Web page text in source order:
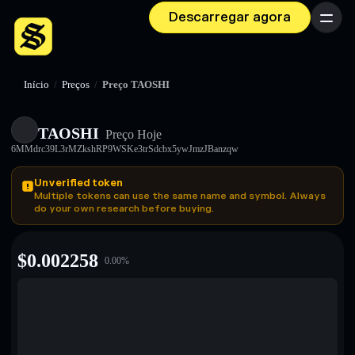
Descarregar agora Menu
Início / Preços / Preço TAOSHI
TAOSHI Preço Hoje
6MMdrc39L3rMZkshRP9WSKe3trSdcbx5ywJmzJBanzqw
Unverified token
Multiple tokens can use the same name and symbol. Always
do your own research before buying.
$0.002258 0.00%